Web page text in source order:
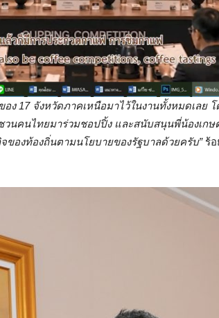
อง 17 จังหวัดภาคเหนือมาไว้ในงานทั้งหมดเลย
นคนไทยมาร่วมชอปปิ้ง และสนับสนุนพี่น้องเกษ
ของท้องถิ่นตามนโยบายของรัฐบาลด้วยครับ”ร้อ